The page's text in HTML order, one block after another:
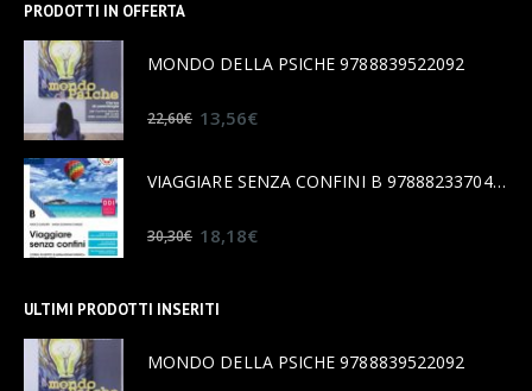
PRODOTTI IN OFFERTA
MONDO DELLA PSICHE 9788839522092
22,60€ 13,56€
VIAGGIARE SENZA CONFINI B 9788823370456
30,30€ 18,18€
ULTIMI PRODOTTI INSERITI
MONDO DELLA PSICHE 9788839522092